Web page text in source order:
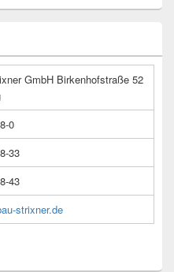
GmbH Birkenhofstraße 52
0
33
43
strixner.de